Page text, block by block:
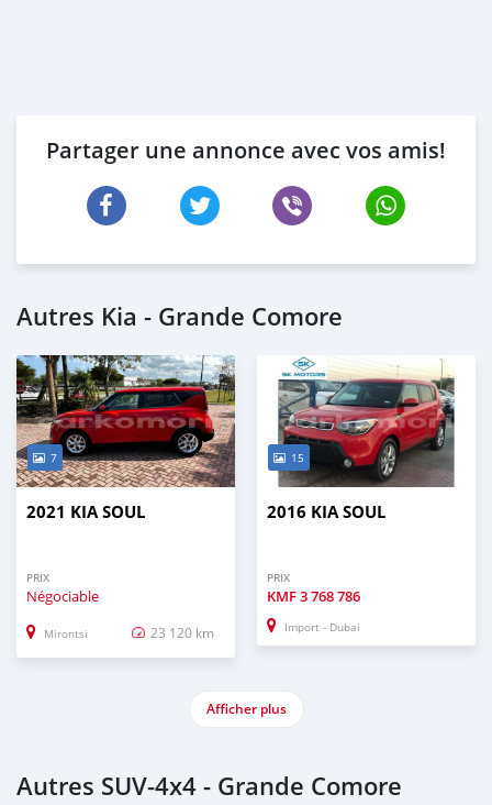
Partager une annonce avec vos amis!
Autres Kia - Grande Comore
7
2021 KIA SOUL
PRIX
Négociable
Mirontsi 23 120 km
15
2016 KIA SOUL
PRIX
KMF3 768 786
Import - Dubai
Afficher plus
Autres SUV‒4x4 - Grande Comore